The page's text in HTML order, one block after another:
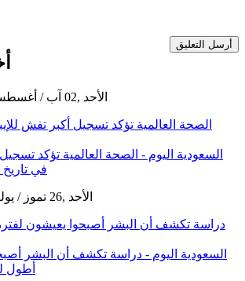
أرسل التعليق
GMT 13:04 2026 الأحد ,02 آب / أغسطس
الصحة العالمية تؤكد تسجيل أكبر تفش
GMT 13:48 2026 الأحد ,26 تموز / يوليو
دراسة تكشف أن البشر أصبحوا يعيشون